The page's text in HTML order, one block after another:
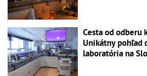
Cesta od odberu
Unikátny pohľad
laboratória na